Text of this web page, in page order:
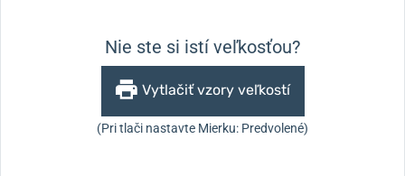
Nie ste si istí veľkosťou?
Vytlačiť vzory veľkostí
(Pri tlači nastavte Mierku: Predvolené)